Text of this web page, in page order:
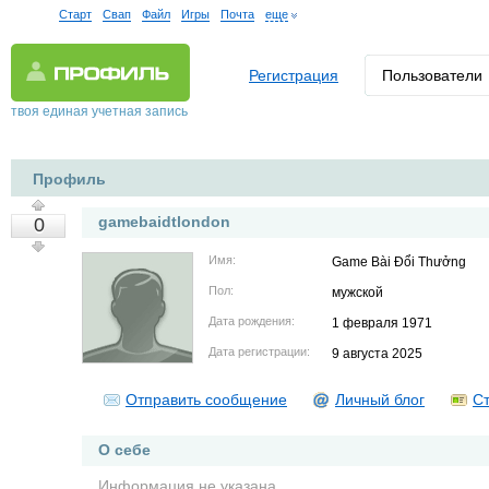
Старт Свап Файл Игры Почта еще
твоя единая учетная запись
Регистрация Пользователи
Профиль
0 gamebaidtlondon
Имя: Game Bài Đổi Thưởng
Пол: мужской
Дата рождения: 1 февраля 1971
Дата регистрации: 9 августа 2025
Отправить сообщение Личный блог
О себе